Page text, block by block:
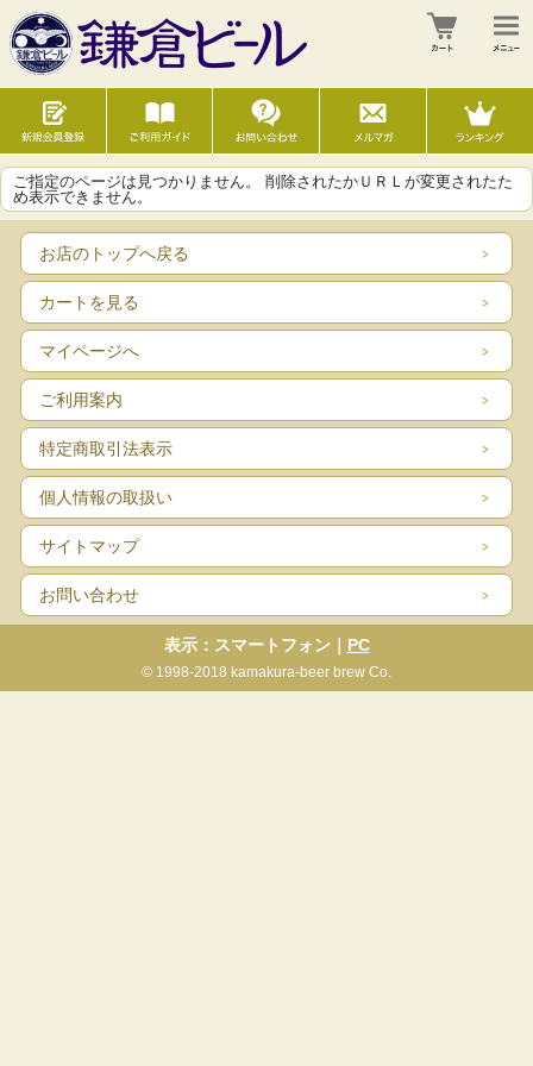
ご指定のページは見つかりません。 削除されたかＵＲＬが変更されたた
め表示できません。
お店のトップへ戻る
カートを見る
マイページへ
ご利用案内
特定商取引法表示
個人情報の取扱い
サイトマップ
お問い合わせ
表示：スマートフォン｜ PC
© 1998-2018 kamakura-beer brew Co.